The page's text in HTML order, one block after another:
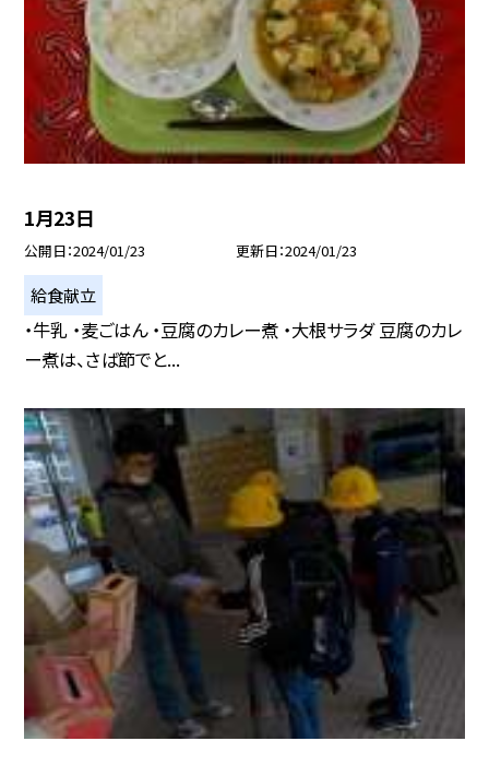
1月23日
公開日 2024/01/23 更新日 2024/01/23
給食献立
・牛乳 ・麦ごはん ・豆腐のカレー煮 ・大根サラダ 豆腐のカレ
ー煮は、さば節でと...